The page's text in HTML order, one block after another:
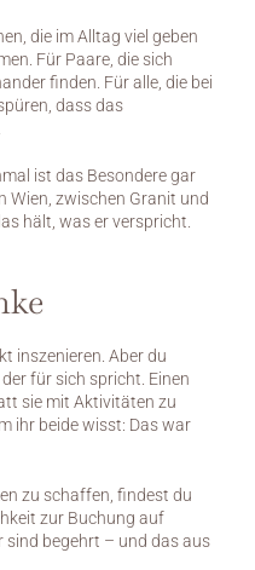
die im Alltag viel geben
Für Paare, die sich
finden. Für alle, die bei
dass das
ist das Besondere gar
Wien, zwischen Granit und
hält, was er verspricht.
inszenieren. Aber du
für sich spricht. Einen
sie mit Aktivitäten zu
ihr beide wisst: Das war
zu schaffen, findest du
sind begehrt – und das aus